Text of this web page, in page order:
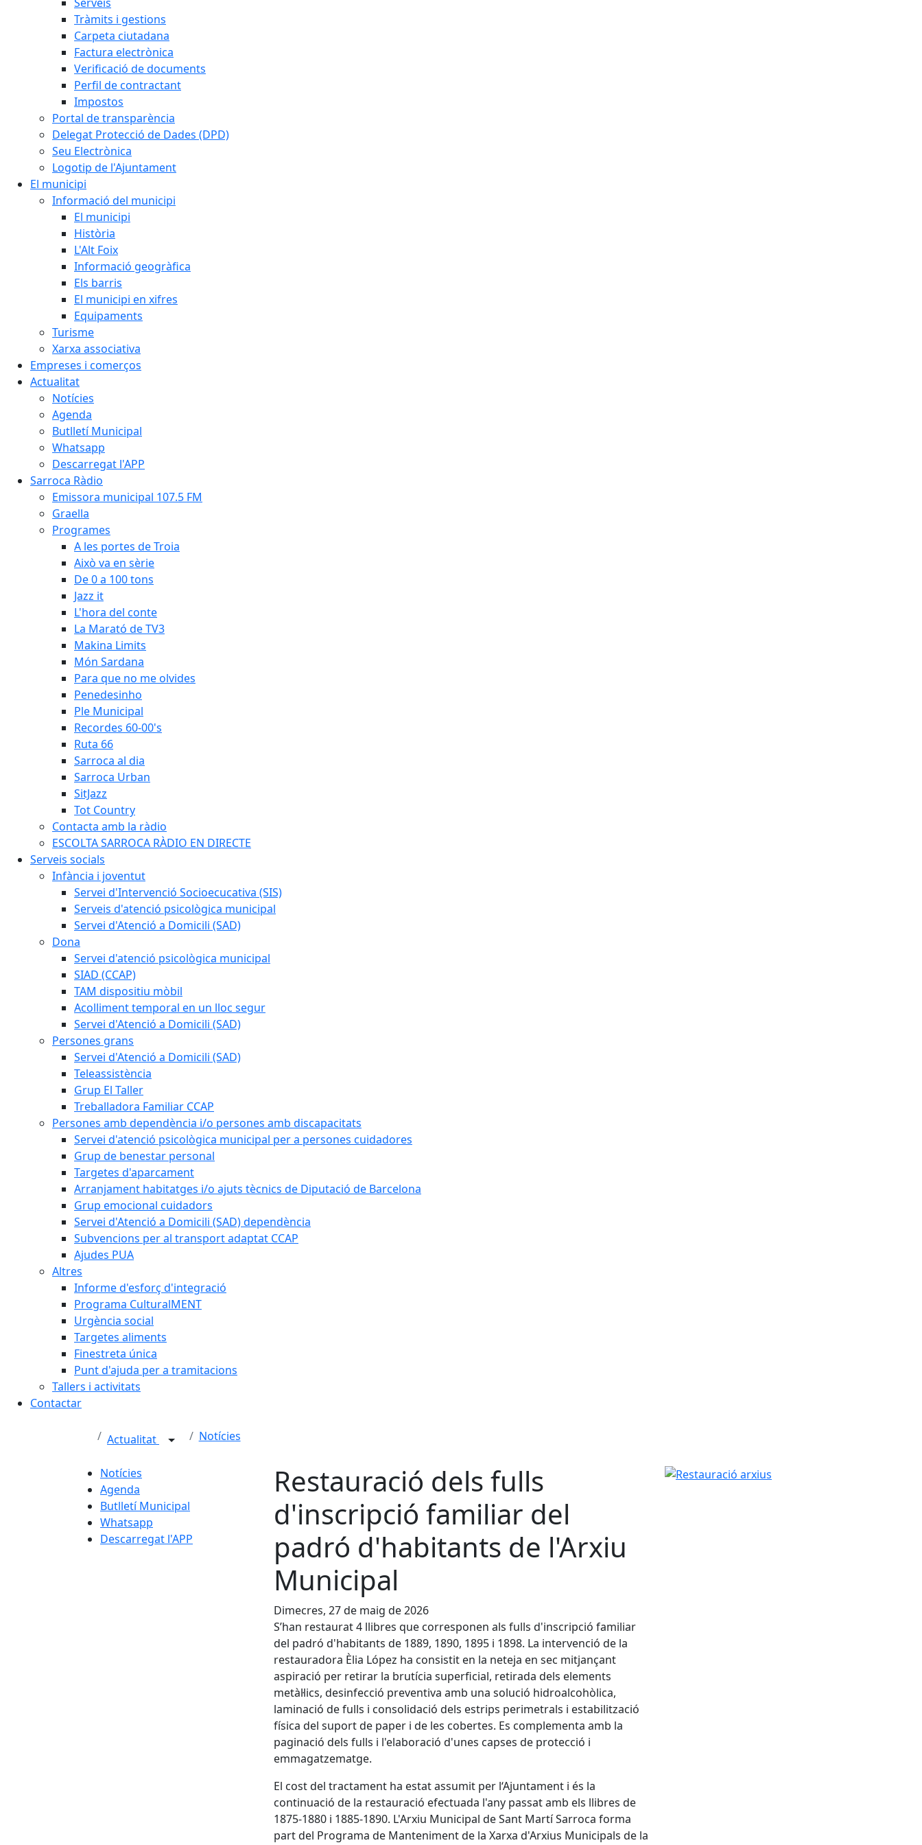
Tràmits i gestions
Carpeta ciutadana
Factura electrònica
Verificació de documents
Perfil de contractant
Impostos
Portal de transparència
Delegat Protecció de Dades (DPD)
Seu Electrònica
Logotip de l'Ajuntament
El municipi
Informació del municipi
El municipi
Història
L'Alt Foix
Informació geogràfica
Els barris
El municipi en xifres
Equipaments
Turisme
Xarxa associativa
Empreses i comerços
Actualitat
Notícies
Agenda
Butlletí Municipal
Whatsapp
Descarregat l'APP
Sarroca Ràdio
Emissora municipal 107.5 FM
Graella
Programes
A les portes de Troia
Això va en sèrie
De 0 a 100 tons
Jazz it
L'hora del conte
La Marató de TV3
Makina Limits
Món Sardana
Para que no me olvides
Penedesinho
Ple Municipal
Recordes 60-00's
Ruta 66
Sarroca al dia
Sarroca Urban
SitJazz
Tot Country
Contacta amb la ràdio
ESCOLTA SARROCA RÀDIO EN DIRECTE
Serveis socials
Infància i joventut
Servei d'Intervenció Socioecucativa (SIS)
Serveis d'atenció psicològica municipal
Servei d'Atenció a Domicili (SAD)
Dona
Servei d'atenció psicològica municipal
SIAD (CCAP)
TAM dispositiu mòbil
Acolliment temporal en un lloc segur
Servei d'Atenció a Domicili (SAD)
Persones grans
Servei d'Atenció a Domicili (SAD)
Teleassistència
Grup El Taller
Treballadora Familiar CCAP
Persones amb dependència i/o persones amb discapacitats
Servei d'atenció psicològica municipal per a persones cuidadores
Grup de benestar personal
Targetes d'aparcament
Arranjament habitatges i/o ajuts tècnics de Diputació de Barcelona
Grup emocional cuidadors
Servei d'Atenció a Domicili (SAD) dependència
Subvencions per al transport adaptat CCAP
Ajudes PUA
Altres
Informe d'esforç d'integració
Programa CulturalMENT
Urgència social
Targetes aliments
Finestreta única
Punt d'ajuda per a tramitacions
Tallers i activitats
Contactar
Actualitat Notícies
Notícies
Agenda
Butlletí Municipal
Whatsapp
Descarregat l'APP
Restauració dels fulls
d'inscripció familiar del
padró d'habitants de l'Arxiu
Municipal
Dimecres, 27 de maig de 2026
S’han restaurat 4 llibres que corresponen als fulls d'inscripció familiar
del padró d'habitants de 1889, 1890, 1895 i 1898. La intervenció de la
restauradora Èlia López ha consistit en la neteja en sec mitjançant
aspiració per retirar la brutícia superficial, retirada dels elements
metàl·lics, desinfecció preventiva amb una solució hidroalcohòlica,
laminació de fulls i consolidació dels estrips perimetrals i estabilització
física del suport de paper i de les cobertes. Es complementa amb la
paginació dels fulls i l'elaboració d'unes capses de protecció i
emmagatzematge.
El cost del tractament ha estat assumit per l‘Ajuntament i és la
continuació de la restauració efectuada l'any passat amb els llibres de
1875-1880 i 1885-1890. L'Arxiu Municipal de Sant Martí Sarroca forma
part del Programa de Manteniment de la Xarxa d'Arxius Municipals de la
Restauració arxius